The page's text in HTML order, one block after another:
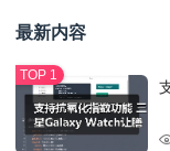
最新内容